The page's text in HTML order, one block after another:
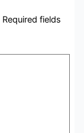
Required fields